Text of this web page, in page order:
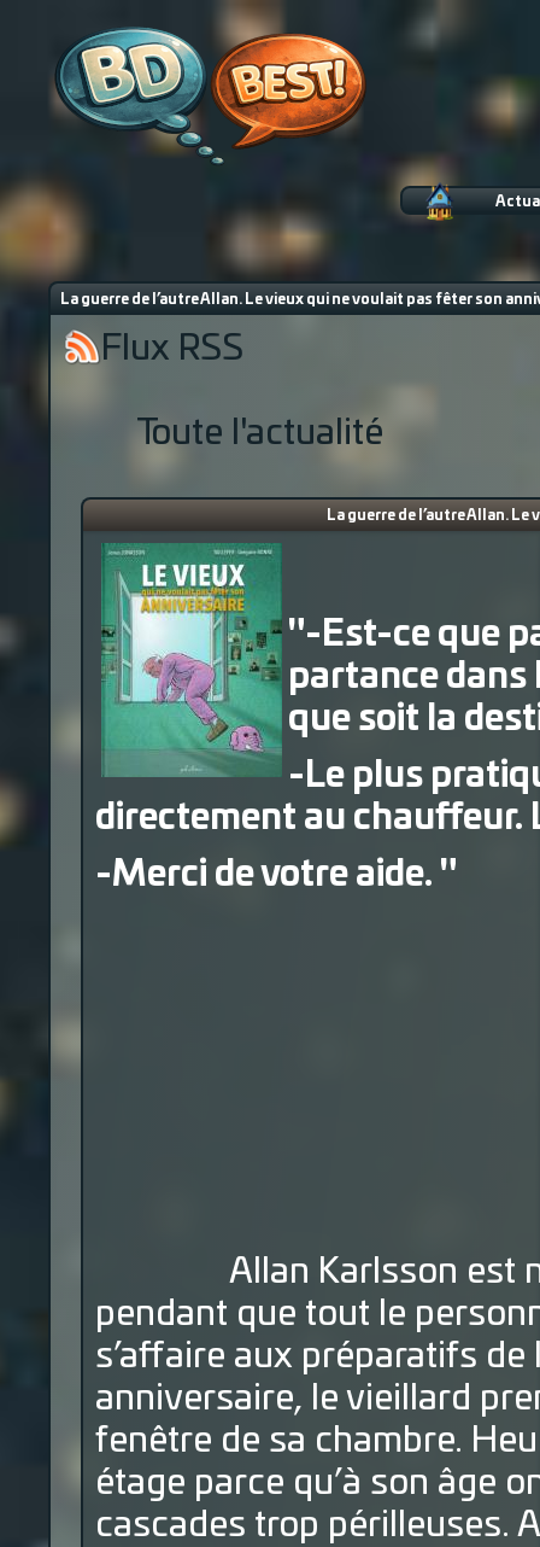
La guerre de l’autre Allan. Le vieux qui ne voulait pas fêter son
Flux RSS
Toute l'actualité
La guerre de l’autre Allan.
"-Est-ce que
partance dans
que soit la
-Le plus
directement au chauffeur.
-Merci de votre aide. "
Allan Karlsson est né
pendant que tout le
s’affaire aux préparatifs
anniversaire, le vieillard
fenêtre de sa chambre.
étage parce qu’à son âge
cascades trop périlleuses.